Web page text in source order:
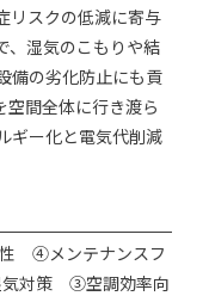
リスクの低減に寄与
、湿気のこもりや結
備の劣化防止にも貢
空間全体に行き渡ら
ギー化と電気代削減
④メンテナンスフ
対策 ③空調効率向